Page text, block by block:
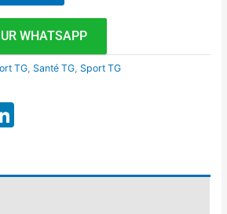
WHATSAPP
TG,Santé TG,Sport TG